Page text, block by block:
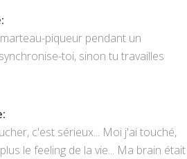
:
piqueur pendant un
toi, sinon tu travailles
:
c'est sérieux... Moi j'ai touché,
le feeling de la vie... Ma brain était